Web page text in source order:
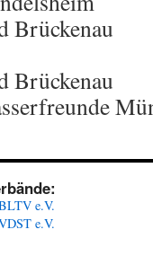
Brückenau
Brückenau
e.V.
e.V.